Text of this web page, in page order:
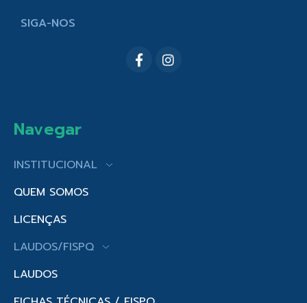
SIGA-NOS
Navegar
INSTITUCIONAL
QUEM SOMOS
LICENÇAS
LAUDOS/FISPQ
LAUDOS